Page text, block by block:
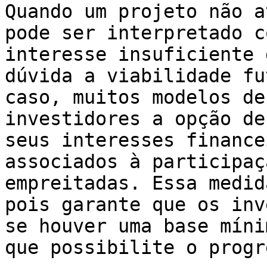
Quando um projeto
pode ser interpretado
interesse insuficiente
dúvida a viabilidade
caso, muitos modelos
investidores a opção
seus interesses
associados à
empreitadas. Essa
pois garante que os
se houver uma base
que possibilite o